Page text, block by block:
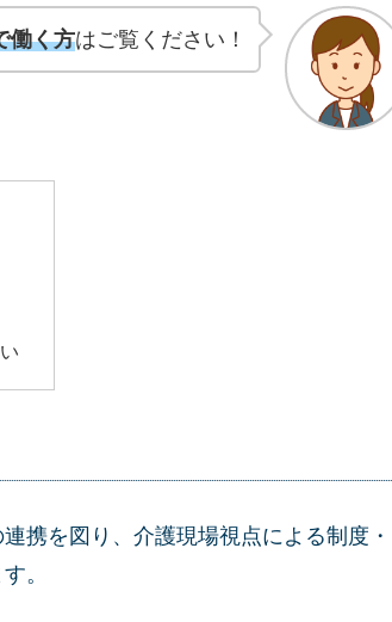
働く方はご覧ください！
携を図り、介護現場視点による制度・
。